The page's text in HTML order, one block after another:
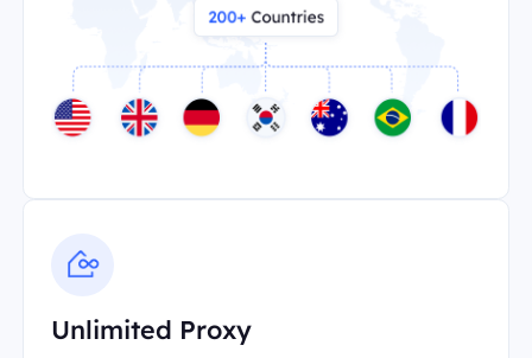
Unlimited Proxy